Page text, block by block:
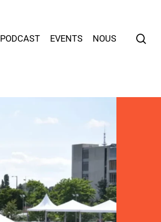
PODCAST EVENTS NOUS